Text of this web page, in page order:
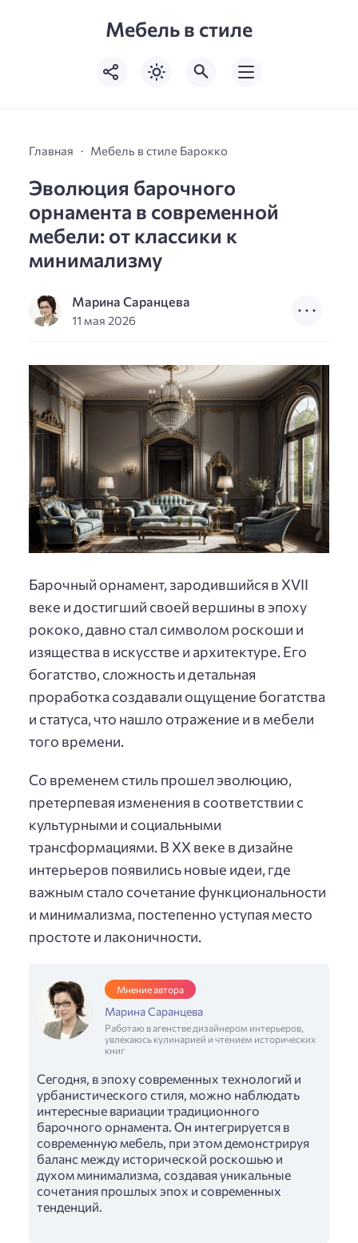
Мебель в стиле
Главная Мебель в стиле Барокко
Эволюция барочного
орнамента в современной
мебели: от классики к
минимализму
Марина Саранцева
11 мая 2026
Барочный орнамент, зародившийся в XVII
веке и достигший своей вершины в эпоху
рококо, давно стал символом роскоши и
изящества в искусстве и архитектуре. Его
богатство, сложность и детальная
проработка создавали ощущение богатства
и статуса, что нашло отражение и в мебели
того времени.
Со временем стиль прошел эволюцию,
претерпевая изменения в соответствии с
культурными и социальными
трансформациями. В XX веке в дизайне
интерьеров появились новые идеи, где
важным стало сочетание функциональности
и минимализма, постепенно уступая место
простоте и лаконичности.
Мнение автора
Марина Саранцева
Работаю в агенстве дизайнером интерьеров,
увлекаюсь кулинарией и чтением исторических
книг
Сегодня, в эпоху современных технологий и
урбанистического стиля, можно наблюдать
интересные вариации традиционного
барочного орнамента. Он интегрируется в
современную мебель, при этом демонстрируя
баланс между исторической роскошью и
духом минимализма, создавая уникальные
сочетания прошлых эпох и современных
тенденций.